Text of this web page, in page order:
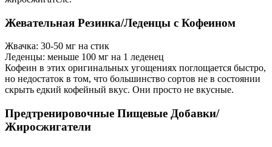
Жевательная Резинка/Леденцы с Кофеином
Жвачка: 30-50 мг на стик
Леденцы: меньше 100 мг на 1 леденец
Кофеин в этих оригинальных угощениях поглощается быстро,
но недостаток в том, что большинство сортов не в состоянии
скрыть едкий кофейный вкус. Они просто не вкусные.
Предтренировочные Пищевые Добавки/
Жиросжигатели